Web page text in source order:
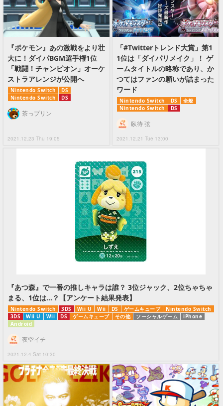
『ポケモン』あの激戦をより壮
大に！ダイパBGM選手権1位
「戦闘！チャンピオン」オーケ
ストラアレンジが公開へ
Nintendo Switch
DS
Nintendo Switch
DS
2021.12.23 Thu 19:05
茶っプリン
「#Twitterトレンド大賞」第1
1位は「ダイパリメイク」！ ゲ
ームタイトルの略称であり、か
つてはファンの願いが詰まった
ワード
Nintendo Switch DS
全般
Nintendo Switch
DS
2021.12.21 Tue 13:00
臥待 弦
『あつ森』で一番の推しキャラは誰？ 3位ジャック、2位ちゃちゃ
まる、1位は…？【アンケート結果発表】
Nintendo Switch 3DS Wii U Wii DS ゲームキューブ
Nintendo Switch
3DS
Wii U Wii DS ゲームキューブ その他 ソーシャルゲーム
iPhone
Android
2021.12.4 Sat 10:30
夜空イチ